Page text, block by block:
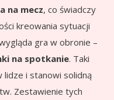
na mecz, co świadczy
kreowania sytuacji
gra w obronie –
na spotkanie. Taki
i stanowi solidną
Zestawienie tych